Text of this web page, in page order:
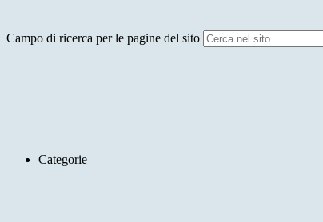
Campo di ricerca per le pagine del sito
Categorie